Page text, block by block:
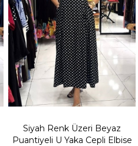
Siyah Renk Üzeri Beyaz
Puantiyeli U Yaka Cepli Elbise